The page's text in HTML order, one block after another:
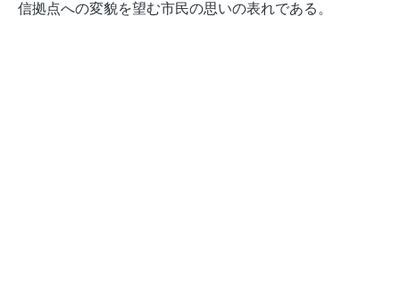
信拠点への変貌を望む市民の思いの表れである。